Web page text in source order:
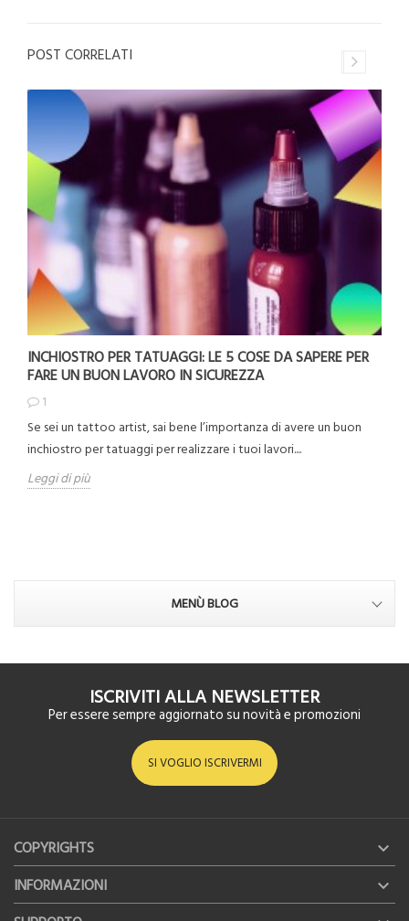
MENÙ BLOG
POST CORRELATI
INCHIOSTRO PER TATUAGGI: LE 5 COSE DA SAPERE PER
FARE UN BUON LAVORO IN SICUREZZA
1
Se sei un tattoo artist, sai bene l’importanza di avere un buon
inchiostro per tatuaggi per realizzare i tuoi lavori....
Leggi di più
ISCRIVITI ALLA NEWSLETTER
Per essere sempre aggiornato su novità e promozioni
SI VOGLIO ISCRIVERMI
COPYRIGHTS 
INFORMAZIONI 